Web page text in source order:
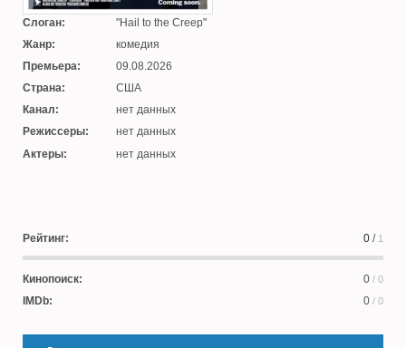
Слоган:
Hail to the Creep
Жанр:
комедия
Премьера:
09.08.2026
Страна:
США
Канал:
нет данных
Режиссеры:
нет данных
Актеры:
нет данных
Рейтинг: 0 / 1
Кинопоиск: 0 / 0
IMDb: 0 / 0